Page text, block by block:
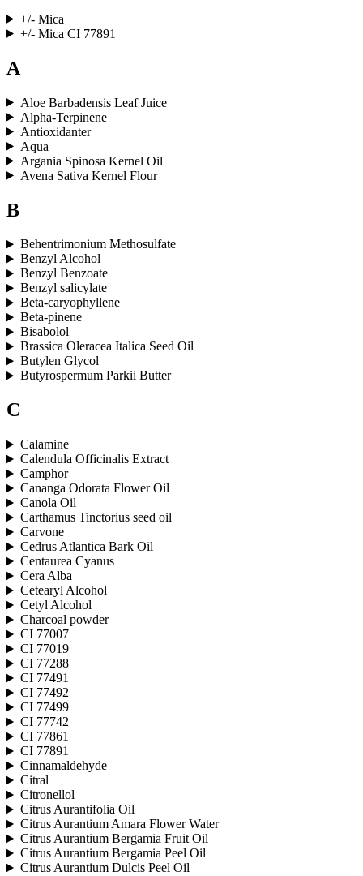
+/- Mica
+/- Mica CI 77891
A
Aloe Barbadensis Leaf Juice
Alpha-Terpinene
Antioxidanter
Aqua
Argania Spinosa Kernel Oil
Avena Sativa Kernel Flour
B
Behentrimonium Methosulfate
Benzyl Alcohol
Benzyl Benzoate
Benzyl salicylate
Beta-caryophyllene
Beta-pinene
Bisabolol
Brassica Oleracea Italica Seed Oil
Butylen Glycol
Butyrospermum Parkii Butter
C
Calamine
Calendula Officinalis Extract
Camphor
Cananga Odorata Flower Oil
Canola Oil
Carthamus Tinctorius seed oil
Carvone
Cedrus Atlantica Bark Oil
Centaurea Cyanus
Cera Alba
Cetearyl Alcohol
Cetyl Alcohol
Charcoal powder
CI 77007
CI 77019
CI 77288
CI 77491
CI 77492
CI 77499
CI 77742
CI 77861
CI 77891
Cinnamaldehyde
Citral
Citronellol
Citrus Aurantifolia Oil
Citrus Aurantium Amara Flower Water
Citrus Aurantium Bergamia Fruit Oil
Citrus Aurantium Bergamia Peel Oil
Citrus Aurantium Dulcis Peel Oil